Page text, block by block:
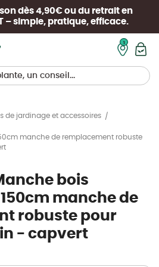
dès 4,90€ ou du retrait en
– simple, pratique, efficace.
de jardinage et accessoires
manche de remplacement robuste
bois
manche de
robuste pour
- capvert